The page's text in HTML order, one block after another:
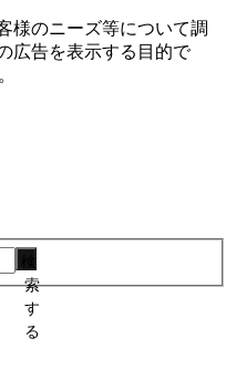
様のニーズ等について調
広告を表⽰する⽬的で
索
す
る